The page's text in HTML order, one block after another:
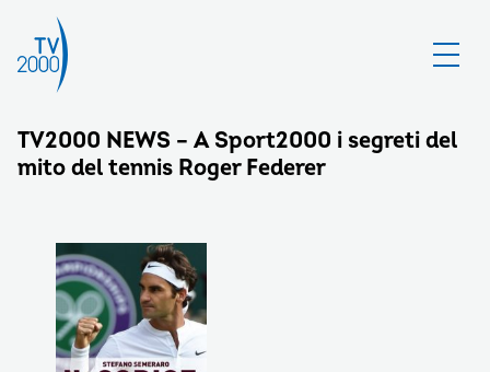
TV2000 NEWS – A Sport2000 i segreti del
mito del tennis Roger Federer